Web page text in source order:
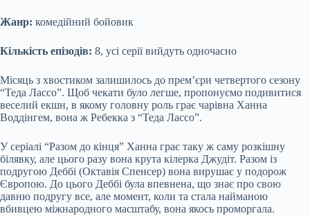
Жанр: комедійний бойовик
Кількість епізодів: 8, усі серії вийдуть одночасно
Місяць з хвостиком залишилось до прем’єри четвертого сезону
“Теда Лассо”. Щоб чекати було легше, пропонуємо подивитися
веселий екшн, в якому головну роль грає чарівна Ханна
Воддінгем, вона ж Ребекка з “Теда Лассо”.
У серіалі “Разом до кінця” Ханна грає таку ж саму розкішну
білявку, але цього разу вона крута кілерка Джудіт. Разом із
подругою Деббі (Октавія Спенсер) вона вирушає у подорож
Європою. До цього Деббі була впевнена, що знає про свою
давню подругу все, але момент, коли та стала найманою
вбивцею міжнародного масштабу, вона якось проморгала.